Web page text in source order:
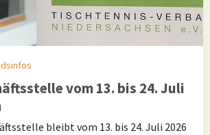
vom 13. bis 24. Juli
bleibt vom 13. bis 24. Juli 2026